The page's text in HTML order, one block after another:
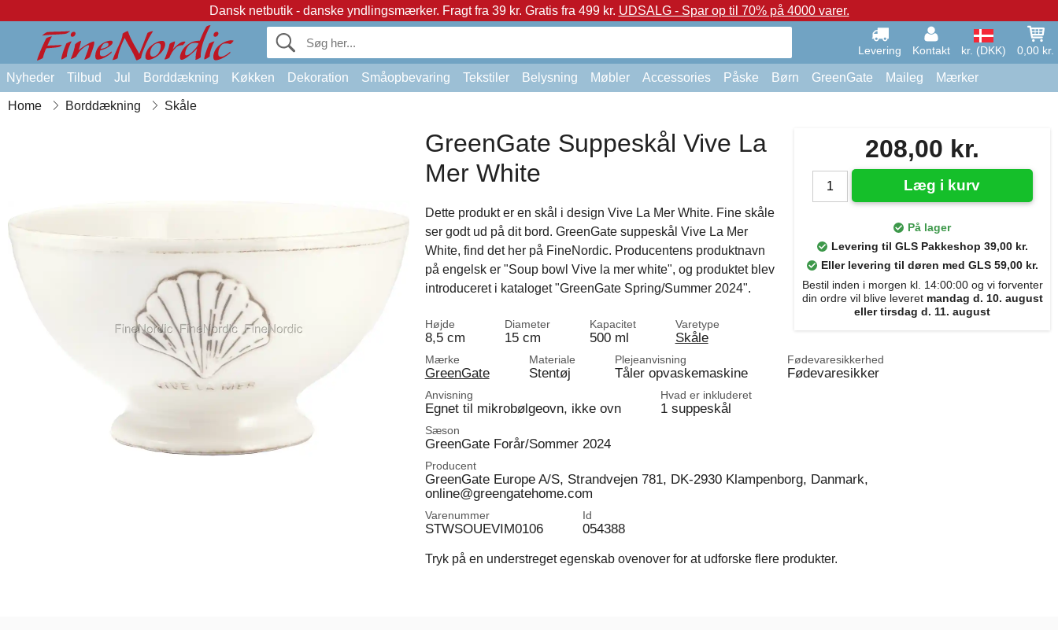
Dansk netbutik - danske yndlingsmærker. Fragt fra 39 kr. Gratis fra 499 kr. UDSALG - Spar op til 70% på 4000 varer.
Levering Kontakt kr. (DKK) 0,00 kr.
Nyheder Tilbud Jul Borddækning Køkken Dekoration Småopbevaring Tekstiler Belysning Møbler Accessories Påske Børn GreenGate Maileg Mærker
Home Borddækning Skåle
208,00 kr.
Læg i kurv
På lager
Levering til GLS Pakkeshop 39,00 kr.
Eller levering til døren med GLS 59,00 kr.
Bestil inden i morgen kl. 14:00:00 og vi forventer
din ordre vil blive leveret mandag d. 10. august
eller tirsdag d. 11. august
GreenGate Suppeskål Vive La
Mer White
Dette produkt er en skål i design Vive La Mer White. Fine skåle
ser godt ud på dit bord. GreenGate suppeskål Vive La Mer
White, find det her på FineNordic. Producentens produktnavn
på engelsk er "Soup bowl Vive la mer white", og produktet blev
introduceret i kataloget "GreenGate Spring/Summer 2024".
Højde
8,5 cm
Diameter
15 cm
Kapacitet
500 ml
Varetype
Skåle
Mærke
GreenGate
Materiale
Stentøj
Plejeanvisning
Tåler opvaskemaskine
Fødevaresikkerhed
Fødevaresikker
Anvisning
Egnet til mikrobølgeovn, ikke ovn
Hvad er inkluderet
1 suppeskål
Sæson
GreenGate Forår/Sommer 2024
Producent
GreenGate Europe A/S, Strandvejen 781, DK-2930 Klampenborg, Danmark,
online@greengatehome.com
Varenummer
STWSOUEVIM0106
Id
054388
Tryk på en understreget egenskab ovenover for at udforske flere produkter.